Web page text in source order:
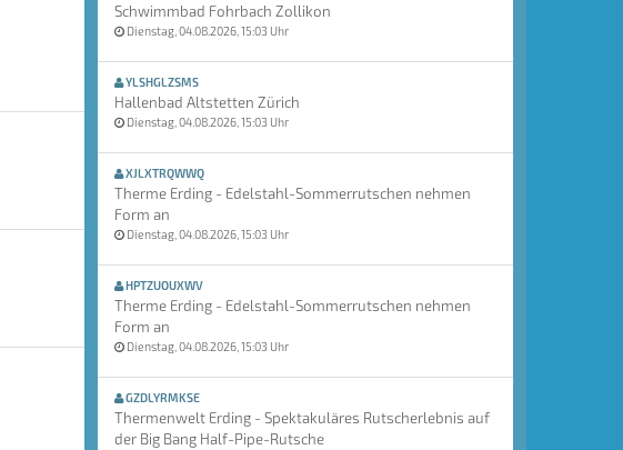
Schwimmbad Fohrbach Zollikon
Dienstag, 04.08.2026, 15:03 Uhr
YLSHGLZSMS
Hallenbad Altstetten Zürich
Dienstag, 04.08.2026, 15:03 Uhr
XJLXTRQWWQ
Therme Erding - Edelstahl-Sommerrutschen nehmen
Form an
Dienstag, 04.08.2026, 15:03 Uhr
HPTZUOUXWV
Therme Erding - Edelstahl-Sommerrutschen nehmen
Form an
Dienstag, 04.08.2026, 15:03 Uhr
GZDLYRMKSE
Thermenwelt Erding - Spektakuläres Rutscherlebnis auf
der Big Bang Half-Pipe-Rutsche